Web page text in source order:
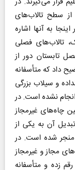
از سطح تالاب‌های
به آنها اشاره
تالاب‌های فصلی
تابستان دور از
داد که متأسفانه
و سیلاب بزرگی
انجام نشده است. در
چاه‌های غیرمجاز
آن به یکی از
منجر شده است. در
مجاز و غیرمجاز
زده و متأسفانه